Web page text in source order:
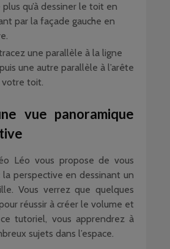
qu’à dessiner le toit en
par la façade gauche en
une parallèle à la ligne
une autre parallèle à l’arête
votre toit.
vue panoramique
Léo vous propose de vous
la perspective en dessinant un
Vous verrez que quelques
réussir à créer le volume et
tutoriel, vous apprendrez à
sujets dans l’espace.